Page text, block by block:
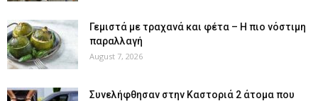
Γεμιστά με τραχανά και φέτα – Η πιο νόστιμη
παραλλαγή
August 7, 2026
Συνελήφθησαν στην Καστοριά 2 άτομα που